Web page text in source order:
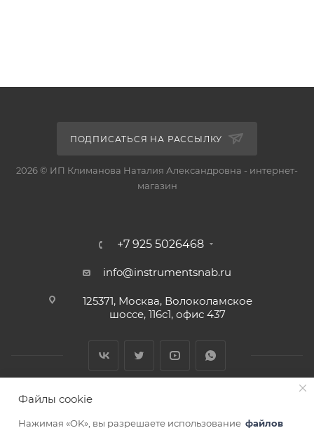
ПОДПИСАТЬСЯ НА РАССЫЛКУ
2026 © ИП Климанова Наталия Александровна - интернет-
магазин
+7 925 5026468
info@instrumentsnab.ru
125371, Москва, Волоколамское
шоссе, 116с1, офис 437
Файлы cookie
Нажимая «OK», вы разрешаете использование файлов